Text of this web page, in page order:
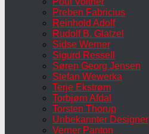
Preben Fabricius
Reinhold Adolf
Rudolf B. Glatzel
Sidse Werner
Sigurd Ressell
Søren Georg Jensen
Stefan Wewerka
Terje Ekstrøm
Torbjørn Afdal
Torsten Thorup
Unbekannter Designer
Verner Panton